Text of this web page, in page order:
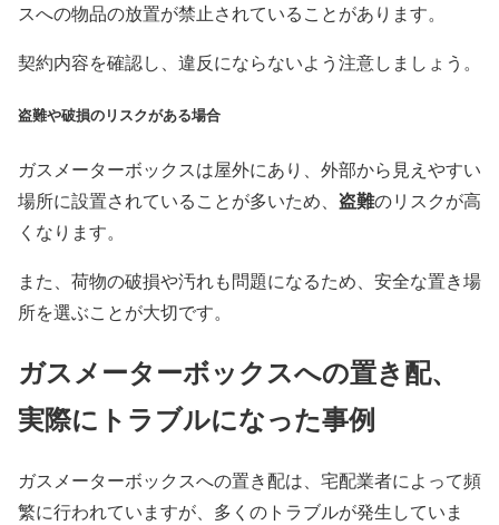
スへの物品の放置が禁止されていることがあります。
契約内容を確認し、違反にならないよう注意しましょう。
盗難や破損のリスクがある場合
ガスメーターボックスは屋外にあり、外部から見えやすい
場所に設置されていることが多いため、 盗難のリスクが高
くなります。
また、荷物の破損や汚れも問題になるため、安全な置き場
所を選ぶことが大切です。
ガスメーターボックスへの置き配、
実際にトラブルになった事例
ガスメーターボックスへの置き配は、宅配業者によって頻
繁に行われていますが、多くのトラブルが発生していま